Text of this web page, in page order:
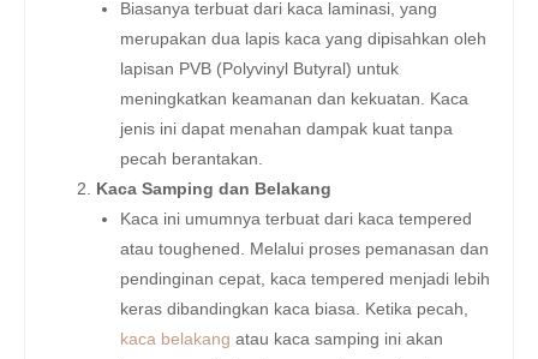
Biasanya terbuat dari kaca laminasi, yang
merupakan dua lapis kaca yang dipisahkan oleh
lapisan PVB (Polyvinyl Butyral) untuk
meningkatkan keamanan dan kekuatan. Kaca
jenis ini dapat menahan dampak kuat tanpa
pecah berantakan.
Kaca Samping dan Belakang
Kaca ini umumnya terbuat dari kaca tempered
atau toughened. Melalui proses pemanasan dan
pendinginan cepat, kaca tempered menjadi lebih
keras dibandingkan kaca biasa. Ketika pecah,
kaca belakang atau kaca samping ini akan